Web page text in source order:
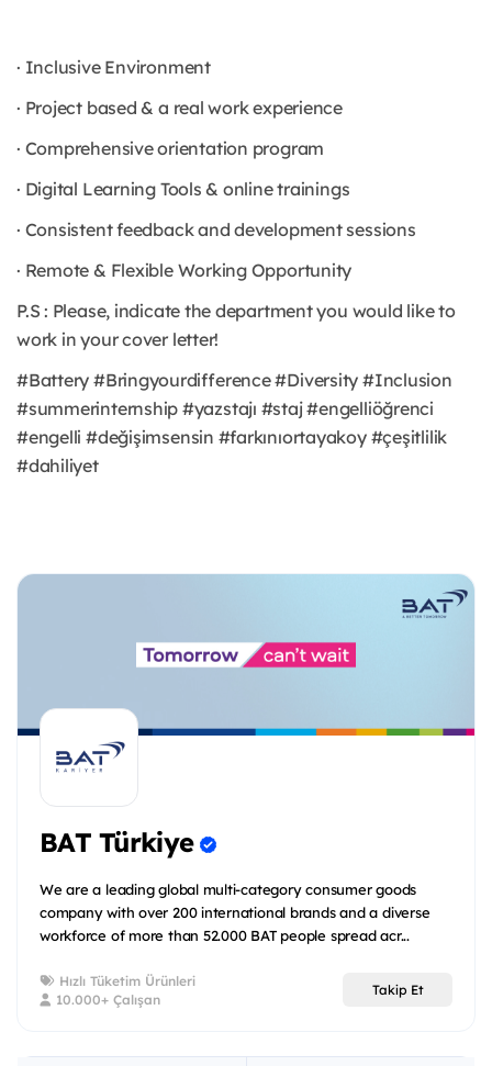
· Inclusive Environment
· Project based & a real work experience
· Comprehensive orientation program
· Digital Learning Tools & online trainings
· Consistent feedback and development sessions
· Remote & Flexible Working Opportunity
P.S : Please, indicate the department you would like to
work in your cover letter!
#Battery #Bringyourdifference #Diversity #Inclusion
#summerinternship #yazstajı #staj #engelliöğrenci
#engelli #değişimsensin #farkınıortayakoy #çeşitlilik
#dahiliyet
BAT Türkiye
We are a leading global multi-category consumer goods
company with over 200 international brands and a diverse
workforce of more than 52.000 BAT people spread acr...
Hızlı Tüketim Ürünleri
10.000+ Çalışan
Takip Et